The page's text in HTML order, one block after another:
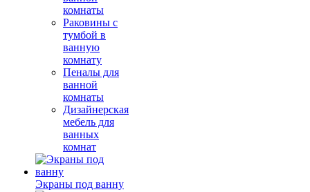
комнаты
Раковины с
тумбой в
ванную
комнату
Пеналы для
ванной
комнаты
Дизайнерская
мебель для
ванных
комнат
Экраны под ванну